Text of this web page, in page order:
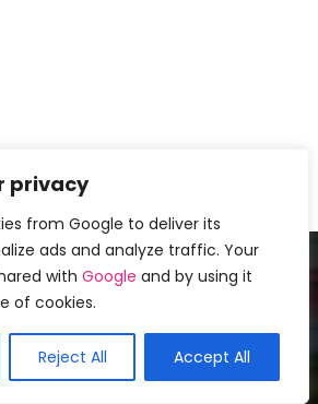
privacy
from Google to deliver its
ads and analyze traffic. Your
with Google and by using it
of cookies.
Reject All Accept All
recentes
de cabelo elegantes para
acima de 50 anos